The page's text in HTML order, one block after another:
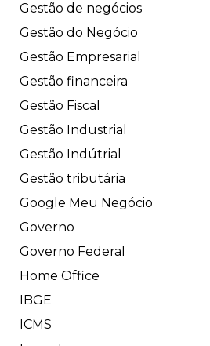
Gestão de negócios
Gestão do Negócio
Gestão Empresarial
Gestão financeira
Gestão Fiscal
Gestão Industrial
Gestão Indútrial
Gestão tributária
Google Meu Negócio
Governo
Governo Federal
Home Office
IBGE
ICMS